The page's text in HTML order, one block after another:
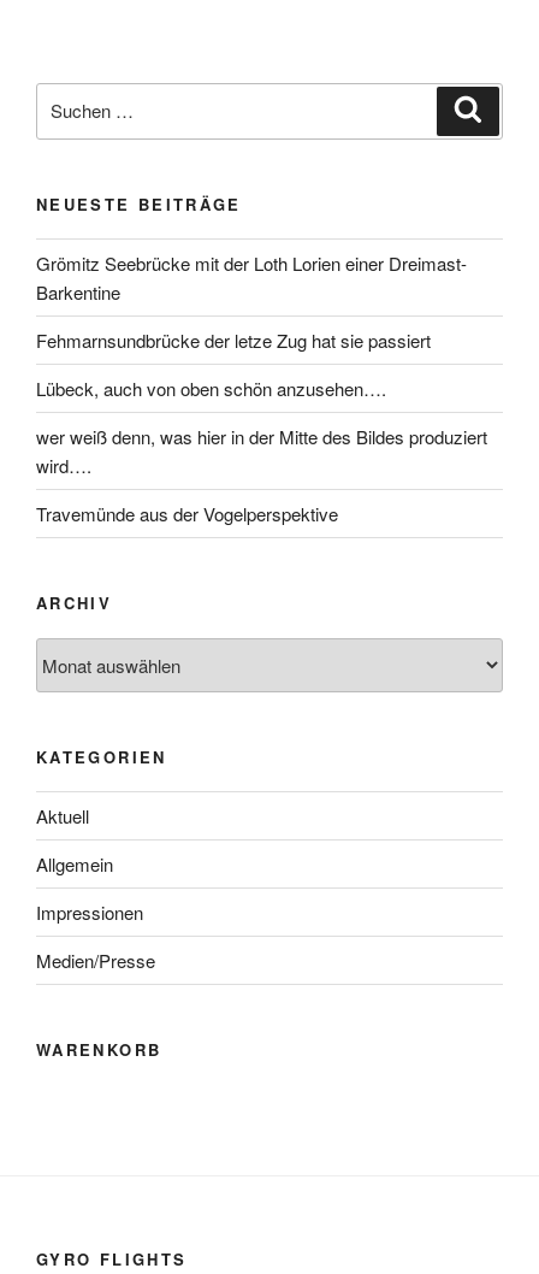
NEUESTE BEITRÄGE
Grömitz Seebrücke mit der Loth Lorien einer Dreimast-
Barkentine
Fehmarnsundbrücke der letze Zug hat sie passiert
Lübeck, auch von oben schön anzusehen….
wer weiß denn, was hier in der Mitte des Bildes produziert
wird….
Travemünde aus der Vogelperspektive
ARCHIV
KATEGORIEN
Aktuell
Allgemein
Impressionen
Medien/Presse
WARENKORB
GYRO FLIGHTS